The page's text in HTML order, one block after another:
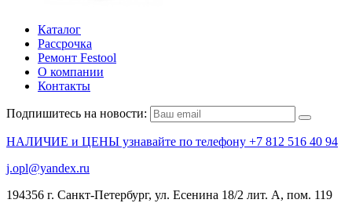
Каталог
Рассрочка
Ремонт Festool
О компании
Контакты
Подпишитесь на новости:
НАЛИЧИЕ и ЦЕНЫ узнавайте по телефону +7 812 516 40 94
j.opl@yandex.ru
194356 г. Санкт-Петербург, ул. Есенина 18/2 лит. А, пом. 119